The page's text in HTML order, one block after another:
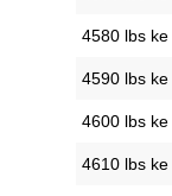
4580 lbs ke
4590 lbs ke
4600 lbs ke
4610 lbs ke